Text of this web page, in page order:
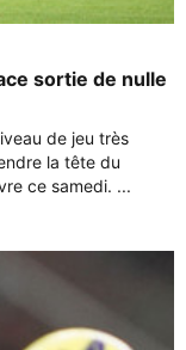
sortie de nulle
de jeu très
la tête du
ce samedi. ...